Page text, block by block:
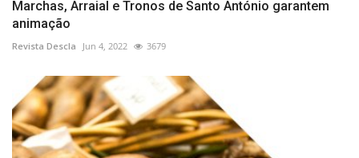
Marchas, Arraial e Tronos de Santo António garantem
animação
Revista Descla Jun 4, 2022 3679